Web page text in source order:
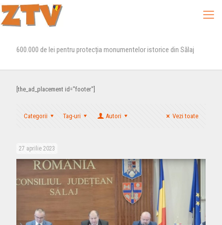
600.000 de lei pentru protecția monumentelor istorice din Sălaj
[the_ad_placement id="footer"]
Categorii Tag-uri Autori Vezi toate
27 aprilie 2023